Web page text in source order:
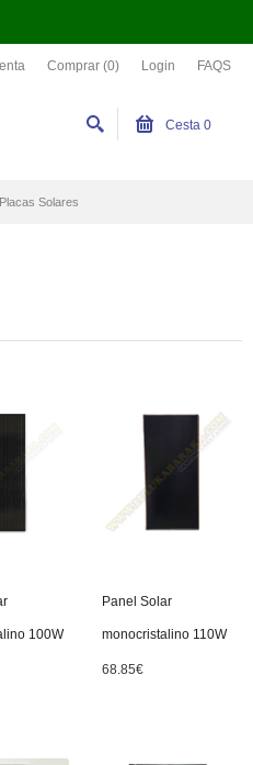
Comprar (0) Login FAQS
Cesta 0
Placas Solares
100W
Panel Solar
monocristalino 110W
68.85€